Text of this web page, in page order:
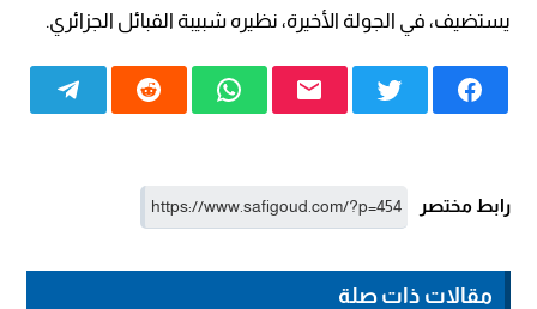
يستضيف، في الجولة الأخيرة، نظيره شبيبة القبائل الجزائري.
رابط مختصر
مقالات ذات صلة